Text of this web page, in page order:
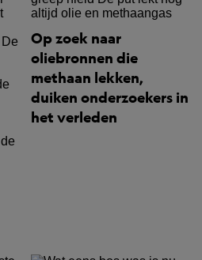
Op zoek naar
oliebronnen die
methaan lekken,
duiken onderzoekers in
het verleden